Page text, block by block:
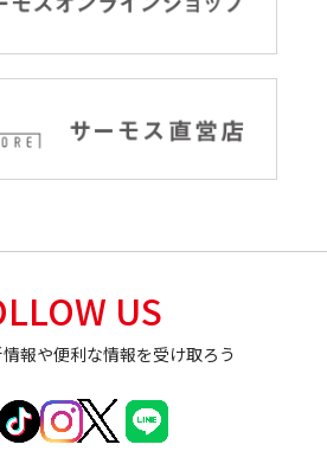
US
報や便利な情報を受け取ろう